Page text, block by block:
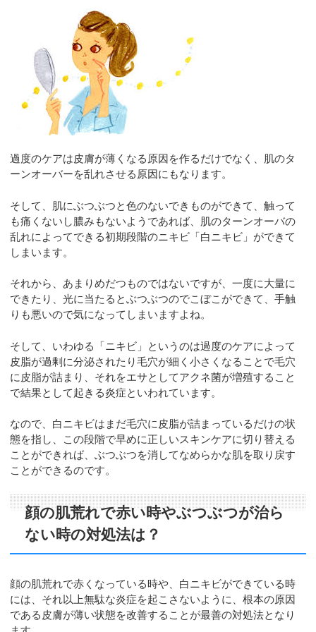
過度のケアは皮膚が薄くなる原因を作るだけでなく、肌のタ
ーンオーバーを乱れさせる原因にもなります。
そして、肌にぶつぶつと色のないできものができて、触って
も痛くないし膿みもないようであれば、肌のターンオーバの
乱れによってできる初期段階のニキビ「白ニキビ」ができて
しまいます。
それから、あまりめだつものではないですが、一度に大量に
できたり、光に当たるとぶつぶつのでこぼこができて、手触
りも悪いので気になってしまいますよね。
そして、いわゆる「ニキビ」というのは過度のケアによって
皮脂が過剰に分泌されたり毛穴が細く小さくなることで毛穴
に皮脂が詰まり、それをエサとしてアクネ菌が増殖すること
で結果として起きる炎症といわれています。
なので、白ニキビはまだ毛穴に皮脂が詰まっているだけの状
態を指し、この段階で早めに正しいスキンケアに切り替える
ことができれば、ぶつぶつを消してなめらかな肌を取り戻す
ことができるのです。
顔の肌荒れで赤い時やぶつぶつが治ら
ない時の対処法は？
顔の肌荒れで赤くなっている時や、白ニキビができている時
には、それ以上無駄な炎症を起こさないように、根本の原因
である皮膚が薄い状態を改善することが最善の対処法となり